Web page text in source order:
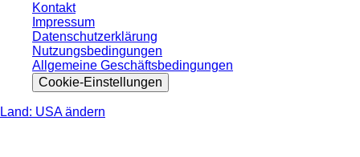
Kontakt
Impressum
Datenschutzerklärung
Nutzungsbedingungen
Allgemeine Geschäftsbedingungen
Cookie-Einstellungen
Land: USA ändern